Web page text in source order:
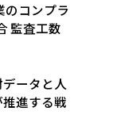
のコンプラ
監査工数
ータと人
進する戦